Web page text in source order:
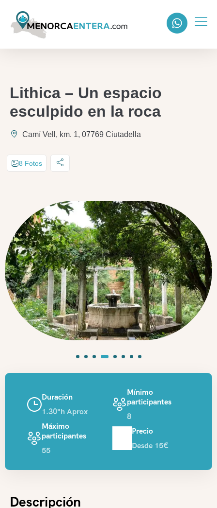
Lithica – Un espacio
esculpido en la roca
Camí Vell, km. 1, 07769 Ciutadella
8 Fotos
Duración
1.30"h Aprox
Mínimo
participantes
8
Máximo
participantes
55
Precio
Desde 15€
Descripción